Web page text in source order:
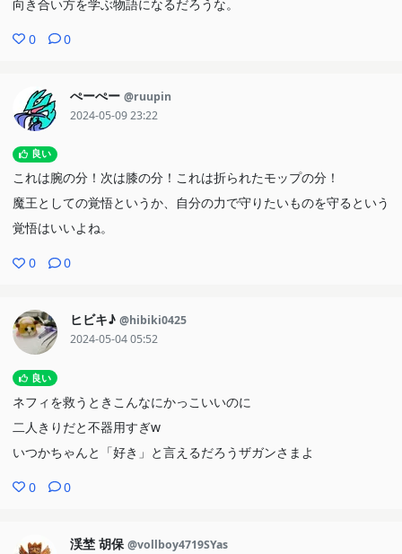
向き合い方を学ぶ物語になるだろうな。
0 0
ぺーぺー @ruupin
2024-05-09 23:22
良い
これは腕の分！次は膝の分！これは折られたモップの分！
魔王としての覚悟というか、自分の力で守りたいものを守るという
覚悟はいいよね。
0 0
ヒビキ♪ @hibiki0425
2024-05-04 05:52
良い
ネフィを救うときこんなにかっこいいのに
二人きりだと不器用すぎw
いつかちゃんと「好き」と言えるだろうザガンさまよ
0 0
渓埜 胡保 @vollboy4719SYas